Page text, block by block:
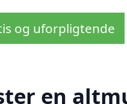
og uforpligtende
en